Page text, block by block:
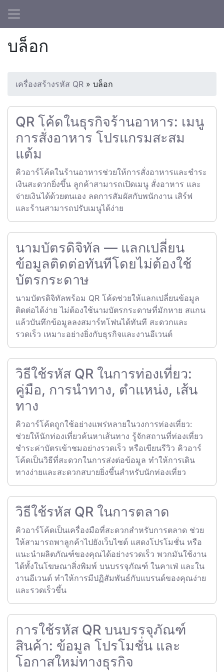
บล็อก
เครื่องสร้างรหัส QR » บล็อก
QR โค้ดในธุรกิจร้านอาหาร: เมนู
การสั่งอาหาร โปรแกรมสะสม
แต้ม
คิวอาร์โค้ดในร้านอาหารช่วยให้การสั่งอาหารและชำระ
เงินสะดวกยิ่งขึ้น ลูกค้าสามารถเปิดเมนู สั่งอาหาร และ
จ่ายเงินได้ด้วยตนเอง ลดการสัมผัสกับพนักงาน เสิร์ฟ
และร้านสามารถปรับเมนูได้ง่าย
นามบัตรดิจิทัล — แลกเปลี่ยน
ข้อมูลติดต่อทันทีโดยไม่ต้องใช้
บัตรกระดาษ
นามบัตรดิจิทัลพร้อม QR โค้ดช่วยให้แลกเปลี่ยนข้อมูล
ติดต่อได้ง่าย ไม่ต้องใช้นามบัตรกระดาษที่มักหาย สแกน
แล้วบันทึกข้อมูลลงสมาร์ทโฟนได้ทันที สะดวกและ
รวดเร็ว เหมาะอย่างยิ่งกับธุรกิจและงานอีเวนต์
วิธีใช้รหัส QR ในการท่องเที่ยว:
คู่มือ, การนำทาง, ตำแหน่ง, เส้น
ทาง
คิวอาร์โค้ดถูกใช้อย่างแพร่หลายในวงการท่องเที่ยว:
ช่วยให้นักท่องเที่ยวค้นหาเส้นทาง รู้จักสถานที่ท่องเที่ยว
ชำระค่าบัตรเข้าชมอย่างรวดเร็ว หรือเขียนรีวิว คิวอาร์
โค้ดเป็นวิธีที่สะดวกในการส่งต่อข้อมูล ทำให้การเดิน
ทางง่ายและสะดวกสบายยิ่งขึ้นสำหรับนักท่องเที่ยว
วิธีใช้รหัส QR ในการตลาด
คิวอาร์โค้ดเป็นเครื่องมือที่สะดวกสำหรับการตลาด ช่วย
ให้สามารถพาลูกค้าไปยังเว็บไซต์ แสดงโปรโมชั่น หรือ
แนะนำผลิตภัณฑ์ของคุณได้อย่างรวดเร็ว พวกมันใช้งาน
ได้ทั้งในโฆษณาสิ่งพิมพ์ บนบรรจุภัณฑ์ ในคาเฟ่ และใน
งานอีเวนต์ ทำให้การมีปฏิสัมพันธ์กับแบรนด์ของคุณง่าย
และรวดเร็วขึ้น
การใช้รหัส QR บนบรรจุภัณฑ์
สินค้า: ข้อมูล โปรโมชั่น และ
โอกาสใหม่ทางธุรกิจ